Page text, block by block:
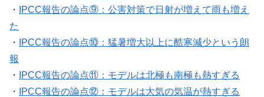
・
IPCC報告の論点⑨：公害対策で日射が増えて雨も増え
た
・
IPCC報告の論点⑩：猛暑増大以上に酷寒減少という朗
報
・
IPCC報告の論点⑪：モデルは北極も南極も熱すぎる
・
IPCC報告の論点⑫：モデルは大気の気温が熱すぎる